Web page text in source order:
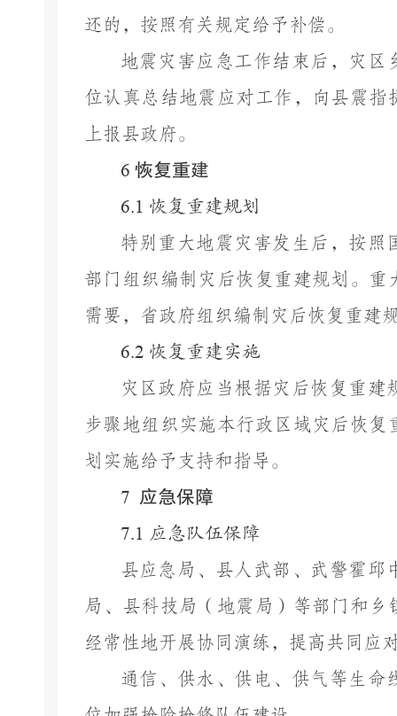
还的，按照有关规定给予补偿。
地震灾害应急工作结束后，
灾区
位认真总结地震应对工作，向 县 震指
上报 县政府。
6 恢复重建
6.1 恢复重建规划
特别重大地震灾害发生后，按照
部门组织编制灾后恢复重建规划。重
需要，省政府组织编制灾后恢复重建
6.2 恢复重建实施
灾区政府应当根据灾后恢复重
步骤地组织实施本行政区域灾后恢复
划实施给予支持和指导。
7 应急保障
7.1 应急队伍保障
县应急局、 县人武部 、武警霍邱
局、 县科技局（ 地震局 ） 等部门和 乡
经常性地开展协同演练，提高共同应
通信、供水、供电、供气等生